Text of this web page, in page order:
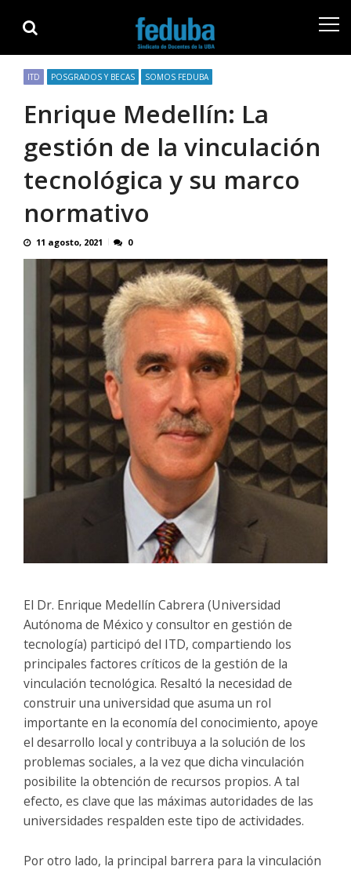
navigation
content
ITD POSGRADOS Y BECAS SOMOS FEDUBA
Enrique Medellín: La
gestión de la vinculación
tecnológica y su marco
normativo
11 agosto, 2021 0
El Dr. Enrique Medellín Cabrera (Universidad
Autónoma de México y consultor en gestión de
tecnología) participó del ITD, compartiendo los
principales factores críticos de la gestión de la
vinculación tecnológica. Resaltó la necesidad de
construir una universidad que asuma un rol
importante en la economía del conocimiento, apoye
el desarrollo local y contribuya a la solución de los
problemas sociales, a la vez que dicha vinculación
posibilite la obtención de recursos propios. A tal
efecto, es clave que las máximas autoridades de las
universidades respalden este tipo de actividades.
Por otro lado, la principal barrera para la vinculación